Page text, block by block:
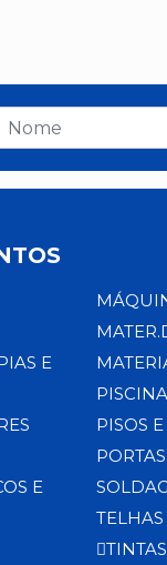
E
E
PISOS
TELHAS
TINTAS